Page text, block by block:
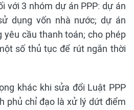
với 3 nhóm dự án PPP: dự án
dụng vốn nhà nước; dự án
yêu cầu thanh toán; cho phép
số thủ tục để rút ngắn thời
khác khi sửa đổi Luật PPP
phủ chỉ đạo là xử lý dứt điểm